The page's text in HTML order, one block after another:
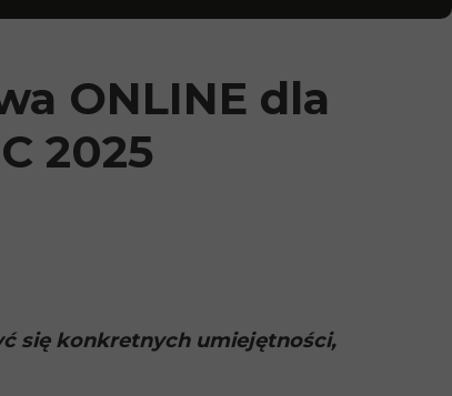
się konkretnych umiejętności,
ONLINE dla
2025